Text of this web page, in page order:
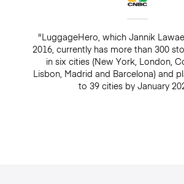
"LuggageHero, which Jannik
2016, currently has more than 300
in six cities (New York, London,
Lisbon, Madrid and Barcelona) and
to 39 cities by January